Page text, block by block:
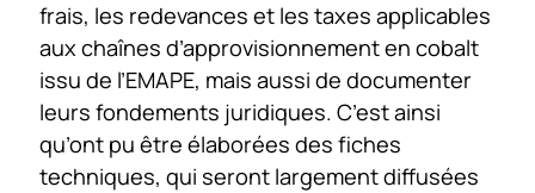
frais, les redevances et les taxes applicables
aux chaînes d’approvisionnement en cobalt
issu de l’EMAPE, mais aussi de documenter
leurs fondements juridiques. C’est ainsi
qu’ont pu être élaborées des fiches
techniques, qui seront largement diffusées